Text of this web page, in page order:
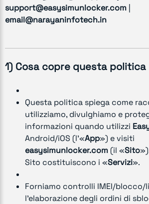
support@easysimunlocker.com |
email@narayaninfotech.in
1) Cosa copre questa politica
Questa politica spiega come
utilizziamo, divulghiamo e
informazioni quando utilizzi
Android/iOS (l’«App») e visiti
easysimunlocker.com (il «Sito
Sito costituiscono i «Servizi».
Forniamo controlli IMEI/blocco/
l’elaborazione degli ordini di